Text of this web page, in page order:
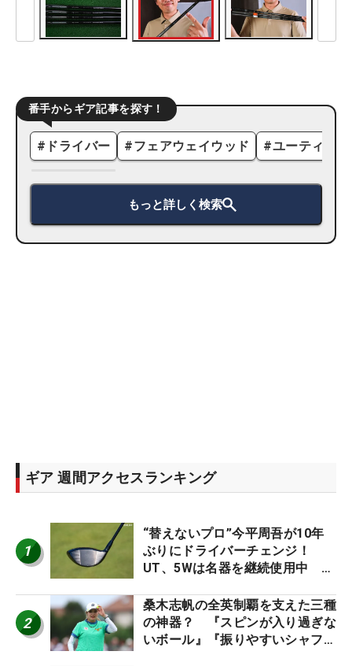
番手からギア記事を探す！
# ドライバー #フェアウェイウッド #ユーティリ
もっと詳しく検索
ギア 週間アクセスランキング
1
“替えないプロ”今平周吾が10年
ぶりにドライバーチェンジ！
UT、5Wは名器を継続使用中 #
2
桑木志帆の全英制覇を支えた三種
の神器？ 『スピンが入り過ぎな
いボール』『振りやすいシャフ